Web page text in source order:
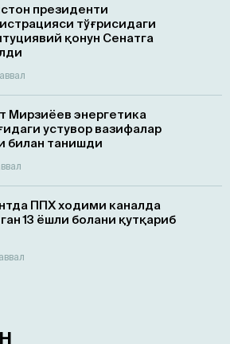
президенти
тўғрисидаги
қонун Сенатга
Мирзиёев энергетика
устувор вазифалар
билан танишди
ППХ ходими каналда
13 ёшли болани қутқариб